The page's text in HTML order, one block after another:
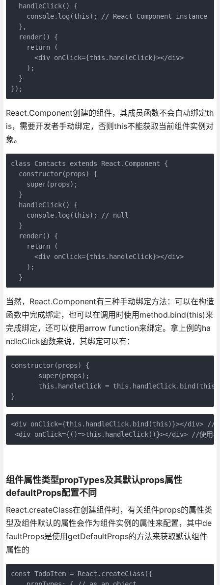
  handleClick() {
    console.log(this); // React Component instance
  },
  render() {
    return (
      <div onClick={this.handleClick}></div>
    );
  }
});
React.Component创建的组件，其成员函数不会自动绑定th
is，需要开发者手动绑定，否则this不能获取当前组件实例对
象。
class Contacts extends React.Component {
  constructor(props) {
    super(props);
  }
  handleClick() {
    console.log(this); // null
  }
  render() {
    return (
      <div onClick={this.handleClick}></div>
    );
  }
当然，React.Component有三种手动绑定方法：可以在构造
函数中完成绑定，也可以在调用时使用method.bind(this)来
完成绑定，还可以使用arrow function来绑定。拿上例的ha
ndleClick函数来说，其绑定可以有：
constructor(props) {
       super(props);
this.handleClick =
}
<div onClick={this.handleClick.bind(this)}></div> //使
<div onClick={()=>this.handleClick()}></div> //使用
组件属性类型propTypes及其默认props属性
defaultProps配置不同
React.createClass在创建组件时，有关组件props的属性类
型及组件默认的属性会作为组件实例的属性来配置，其中de
faultProps是使用getDefaultProps的方法来获取默认组件
属性的
const TodoItem = React.createClass({